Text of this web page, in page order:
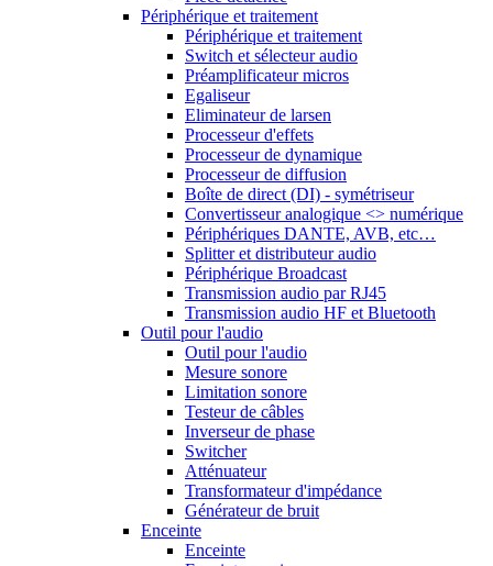
Périphérique et traitement
Périphérique et traitement
Switch et sélecteur audio
Préamplificateur micros
Egaliseur
Eliminateur de larsen
Processeur d'effets
Processeur de dynamique
Processeur de diffusion
Boîte de direct (DI) - symétriseur
Convertisseur analogique <> numérique
Périphériques DANTE, AVB, etc…
Splitter et distributeur audio
Périphérique Broadcast
Transmission audio par RJ45
Transmission audio HF et Bluetooth
Outil pour l'audio
Outil pour l'audio
Mesure sonore
Limitation sonore
Testeur de câbles
Inverseur de phase
Switcher
Atténuateur
Transformateur d'impédance
Générateur de bruit
Enceinte
Enceinte